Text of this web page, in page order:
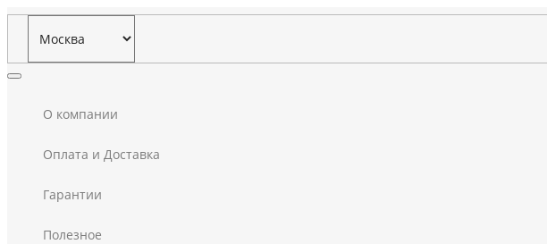
О компании
Оплата и Доставка
Гарантии
Полезное